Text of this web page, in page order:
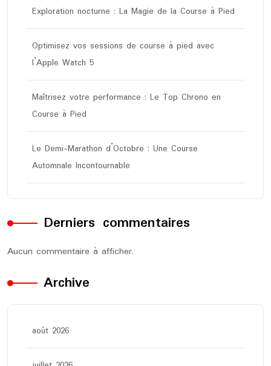
Exploration nocturne : La Magie de la Course à Pied
Optimisez vos sessions de course à pied avec
l’Apple Watch 5
Maîtrisez votre performance : Le Top Chrono en
Course à Pied
Le Demi-Marathon d’Octobre : Une Course
Automnale Incontournable
Derniers commentaires
Aucun commentaire à afficher.
Archive
août 2026